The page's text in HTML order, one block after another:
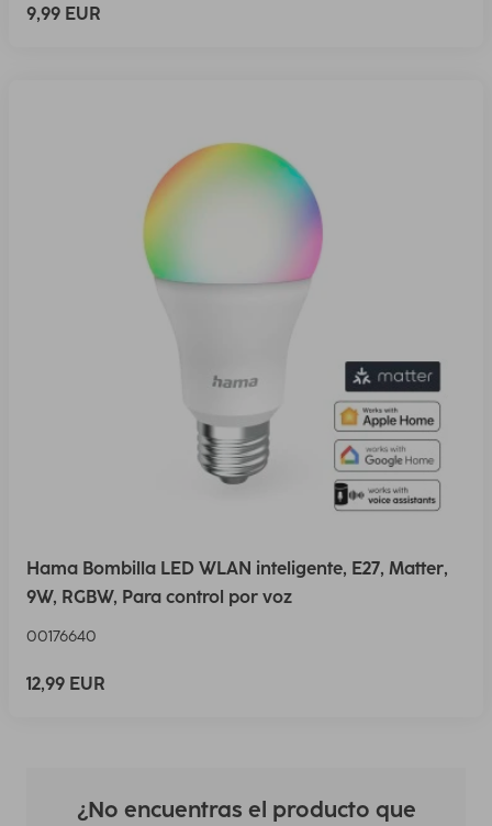
9,99 EUR
Hama Bombilla LED WLAN inteligente, E27, Matter,
9W, RGBW, Para control por voz
00176640
12,99 EUR
¿No encuentras el producto que